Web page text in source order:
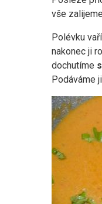
vše
Polévku
nakonec ji
dochutíme
Podáváme